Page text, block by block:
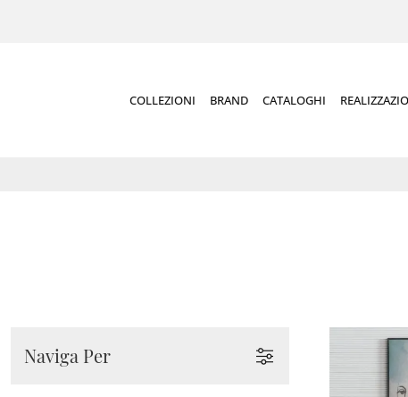
COLLEZIONI BRAND CATALOGHI
Naviga Per